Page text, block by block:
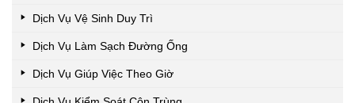
Dịch Vụ Vệ Sinh Duy Trì
Dịch Vụ Làm Sạch Đường Ống
Dịch Vụ Giúp Việc Theo Giờ